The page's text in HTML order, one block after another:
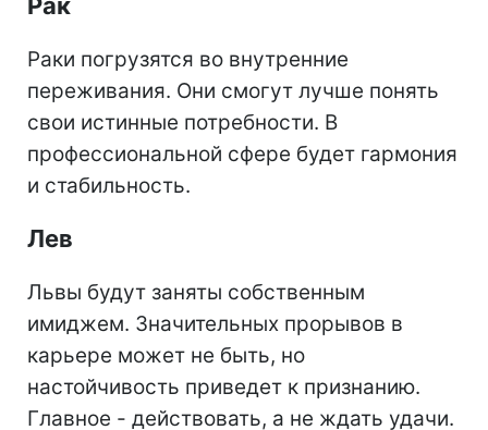
Раки погрузятся во внутренние
переживания. Они смогут лучше понять
свои истинные потребности. В
профессиональной сфере будет гармония
и стабильность.
Лев
Львы будут заняты собственным
имиджем. Значительных прорывов в
карьере может не быть, но
настойчивость приведет к признанию.
Главное - действовать, а не ждать удачи.